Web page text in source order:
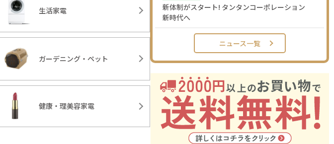
生活家電
ガーデニング・ペット
健康・理美容家電
新体制がスタート! タンタンコーポレーション
新時代へ
ニュース一覧